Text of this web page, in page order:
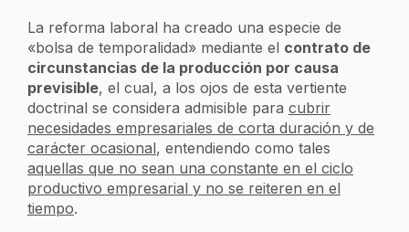
La reforma laboral ha creado una especie de
«bolsa de temporalidad» mediante el contrato de
circunstancias de la producción por causa
previsible, el cual, a los ojos de esta vertiente
doctrinal se considera admisible para cubrir
necesidades empresariales de corta duración y de
carácter ocasional, entendiendo como tales
aquellas que no sean una constante en el ciclo
productivo empresarial y no se reiteren en el
tiempo.